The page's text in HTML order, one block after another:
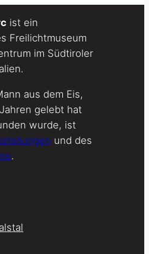
ist ein
Freilichtmuseum
im Südtiroler
aus dem Eis,
gelebt hat
wurde, ist
und des
.